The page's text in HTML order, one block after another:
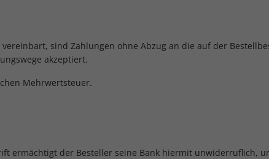
sind Zahlungen ohne Abzug an die auf der
akzeptiert.
Mehrwertsteuer.
ermächtigt der Besteller seine Bank hiermit unwiderruflich,